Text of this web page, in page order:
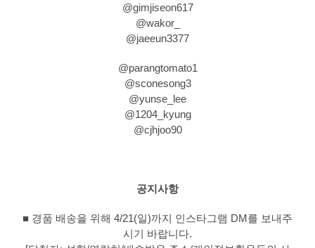
@gimjiseon617
@wakor_
@jaeeun3377
@parangtomato1
@sconesong3
@yunse_lee
@1204_kyung
@cjhjoo90
공지사항
■ 경품 배송을 위해 4/21(일)까지 인스타그램 DM를 보내주
시기 바랍니다.